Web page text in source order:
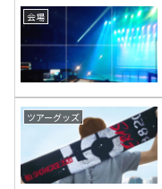
会場
ツアーグッズ